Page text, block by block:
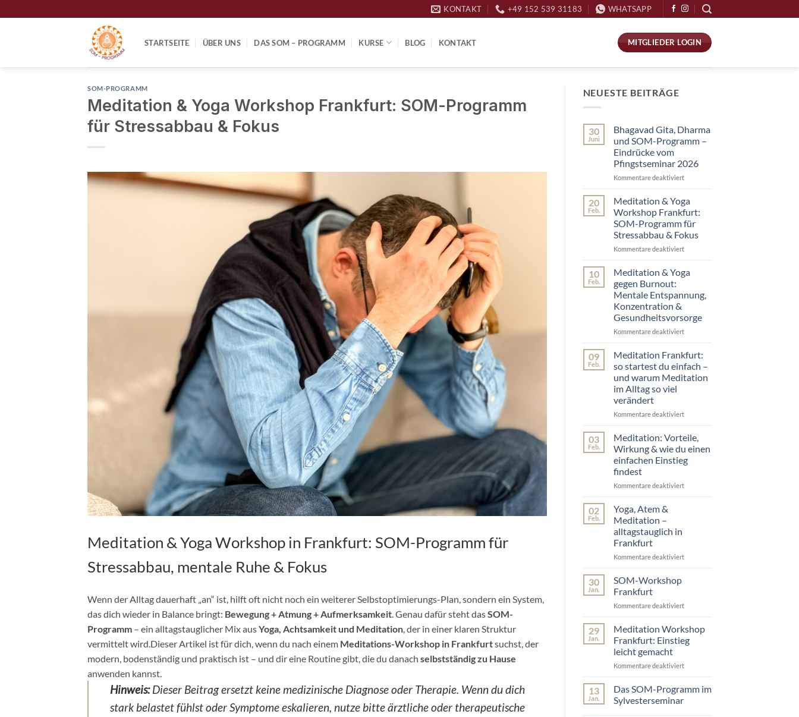
KONTAKT +49 152 539 31183 WHATSAPP
STARTSEITE ÜBER UNS DAS SOM – PROGRAMM KURSE BLOG KONTAKT MITGLIEDER LOGIN
SOM-PROGRAMM
Meditation & Yoga Workshop Frankfurt: SOM-Programm
für Stressabbau & Fokus
Meditation & Yoga Workshop in Frankfurt: SOM-Programm für
Stressabbau, mentale Ruhe & Fokus
Wenn der Alltag dauerhaft „an“ ist, hilft oft nicht noch ein weiterer Selbstoptimierungs-Plan, sondern ein System,
das dich wieder in Balance bringt: Bewegung + Atmung + Aufmerksamkeit . Genau dafür steht dasSOM-
Programm – ein alltagstauglicher Mix ausYoga, Achtsamkeit und Meditation , der in einer klaren Struktur
vermittelt wird.Dieser Artikel ist für dich, wenn du nach einem Meditations-Workshop in Frankfurtsuchst, der
modern, bodenständig und praktisch ist – und dir eine Routine gibt, die du danach selbstständig zu Hause
anwenden kannst.
Hinweis:Dieser Beitrag ersetzt keine medizinische Diagnose oder Therapie. Wenn du dich
stark belastet fühlst oder Symptome eskalieren, nutze bitte ärztliche oder therapeutische
NEUESTE BEITRÄGE
30
Juni
Bhagavad Gita, Dharma
und SOM-Programm –
Eindrücke vom
Pfingstseminar 2026
Kommentare deaktiviertfür
Dharma
und
SOM-
Programm
–
Pfingstseminar
20
Feb.
Meditation & Yoga
Workshop Frankfurt:
SOM-Programm für
Stressabbau & Fokus
Kommentare deaktiviertfür
Yoga
Frankfurt:
Programm
für
Fokus
10
Feb.
Meditation & Yoga
gegen Burnout:
Mentale Entspannung,
Konzentration &
Gesundheitsvorsorge
Kommentare deaktiviertfür
&
gegen
Burnout:
Konzentration
09
Feb.
Meditation Frankfurt:
so startest du einfach –
und warum Meditation
im Alltag so viel
verändert
Kommentare deaktiviertfür
Frankfurt:
startest
du
–
viel
03
Feb.
Meditation: Vorteile,
Wirkung & wie du einen
einfachen Einstieg
findest
Kommentare deaktiviertfür
einen
02
Feb.
Yoga, Atem &
Meditation –
alltagstauglich in
Frankfurt
Kommentare deaktiviertfür
–
in
30
Jan.
SOM-Workshop
Frankfurt
Kommentare deaktiviertfür
Workshop
Frankfurt
29
Jan.
Meditation Workshop
Frankfurt: Einstieg
leicht gemacht
Kommentare deaktiviertfür
Workshop
13
Jan.
Das SOM-Programm im
Sylvesterseminar